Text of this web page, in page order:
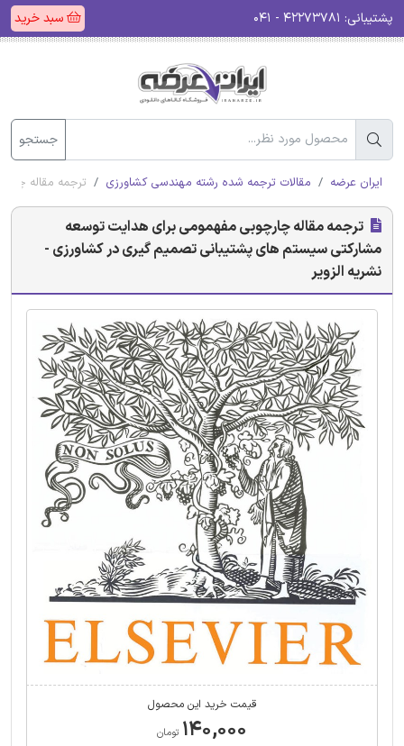
پشتیبانی: سبد خرید
جستجو
ایران عرضه مقالات ترجمه شده رشته مهندسی کشاورزی ترجمه مقاله
ترجمه مقاله چارچوبی مفهمومی برای هدایت توسعه
مشارکتی سیستم های پشتیبانی تصمیم گیری در کشاورزی -
نشریه الزویر
قیمت خرید این محصول
۱۴۰,۰۰۰ تومان